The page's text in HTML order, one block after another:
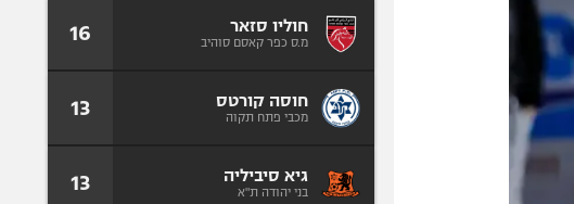
חוליו סזאר
מ.ס כפר קאסם סוהיב 16
חוסה קורטס
מכבי פתח תקוה 13
גיא סיביליה
בני יהודה ת"א 13